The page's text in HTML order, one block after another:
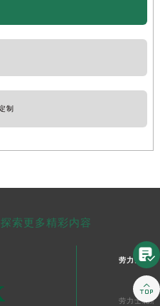
制
索更多精彩内容
劳力士中国
劳力士北京

